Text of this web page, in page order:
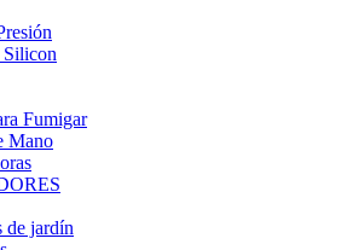
Silicon
Fumigar
Mano
de jardín